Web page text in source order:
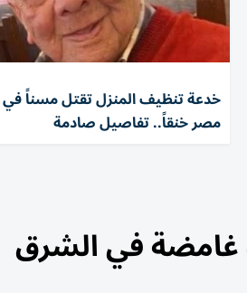
خدعة تنظيف المنزل تقتل مسناً في
مصر خنقاً.. تفاصيل صادمة
غامضة في الشرق